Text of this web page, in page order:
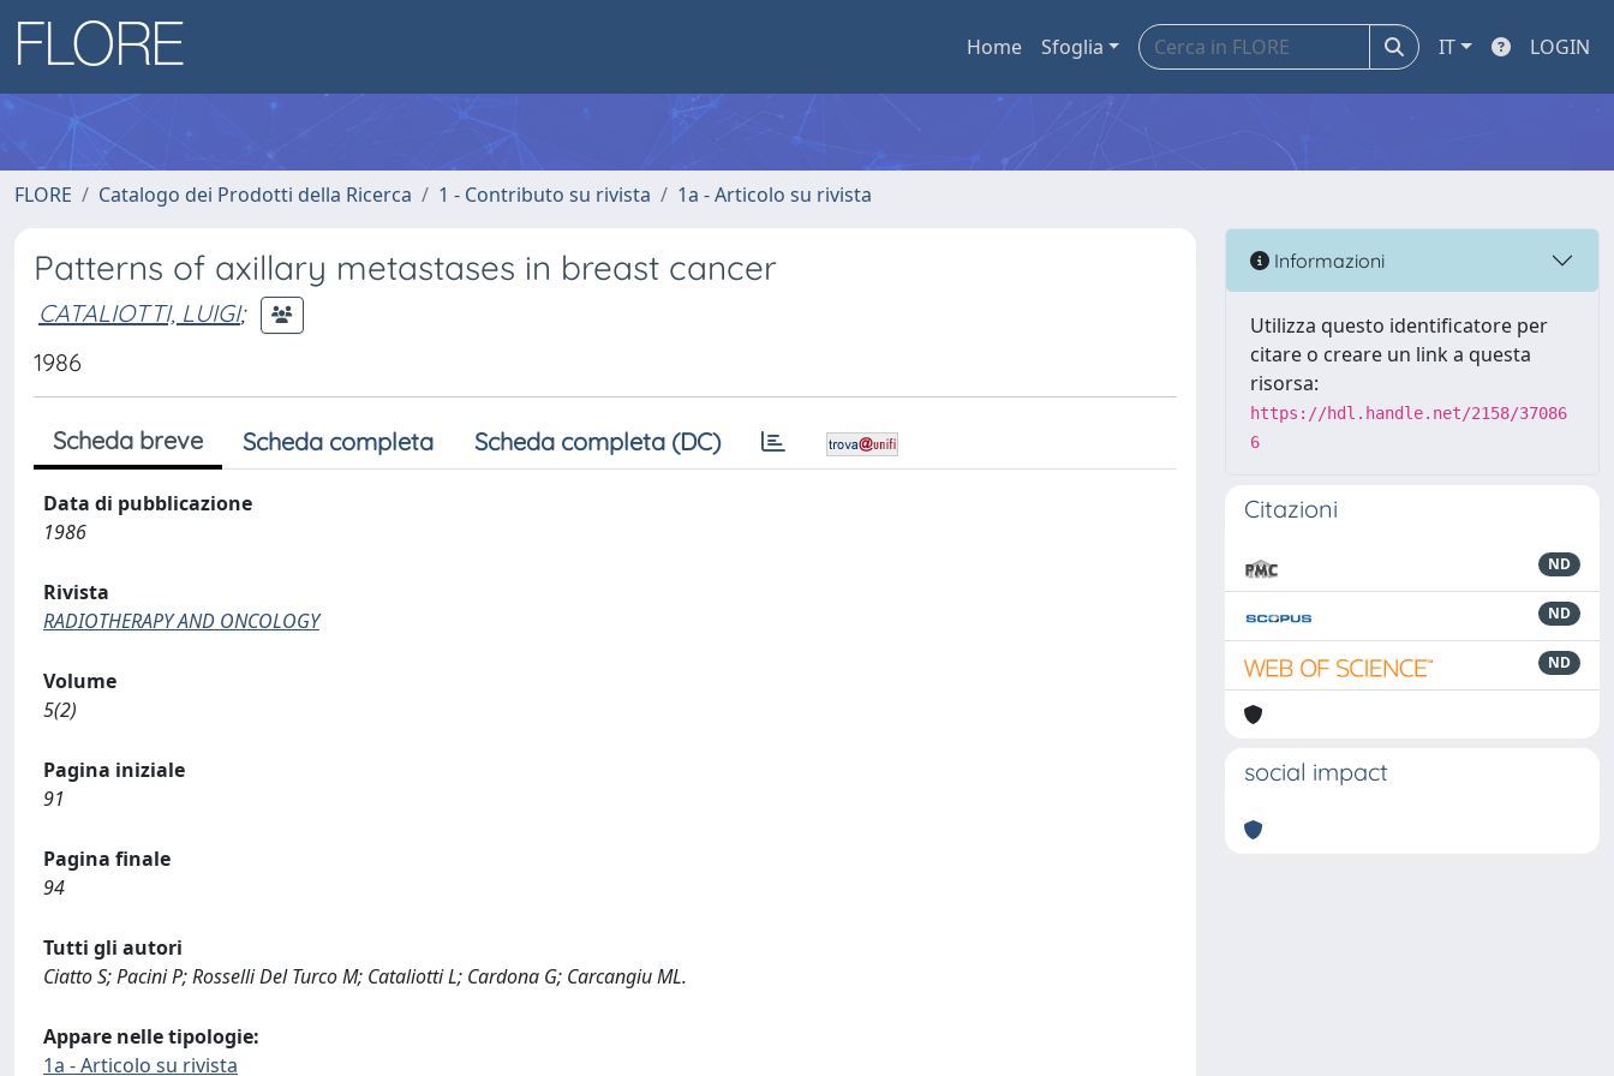
Home Sfoglia IT LOGIN
FLORE Catalogo dei Prodotti della Ricerca 1 - Contributo su rivista 1a - Articolo su rivista
Patterns of axillary metastases in breast cancer
CATALIOTTI, LUIGI;
1986
Scheda breve Scheda completa Scheda completa (DC)
Data di pubblicazione
1986
Rivista
RADIOTHERAPY AND ONCOLOGY
Volume
5(2)
Pagina iniziale
91
Pagina finale
94
Tutti gli autori
Ciatto S; Pacini P; Rosselli Del Turco M; Cataliotti L; Cardona G; Carcangiu ML.
Appare nelle tipologie:
1a - Articolo su rivista
Informazioni
Utilizza questo identificatore per
citare o creare un link a questa
risorsa:
https://hdl.handle.net/2158/37086
6
Citazioni
ND
ND
ND
social impact